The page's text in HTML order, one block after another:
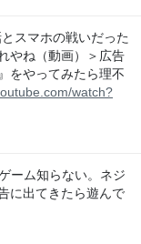
スマホの戦いだった
やね（動画）＞広告
をやってみたら理不
watch?
ーム知らない。ネジ
に出てきたら遊んで